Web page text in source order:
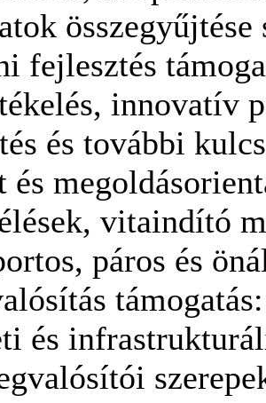
fejlesztés
innovatív
és további
és
vitaindító
páros és
és